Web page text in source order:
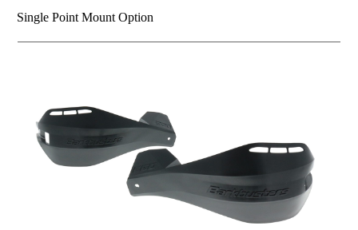
Single Point Mount Option